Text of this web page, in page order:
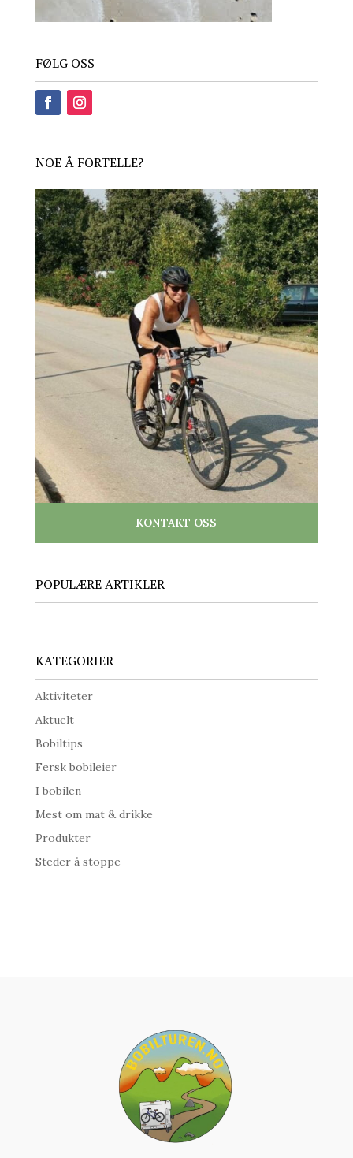
FØLG OSS
NOE Å FORTELLE?
KONTAKT OSS
POPULÆRE ARTIKLER
KATEGORIER
Aktiviteter
Aktuelt
Bobiltips
Fersk bobileier
I bobilen
Mest om mat & drikke
Produkter
Steder å stoppe